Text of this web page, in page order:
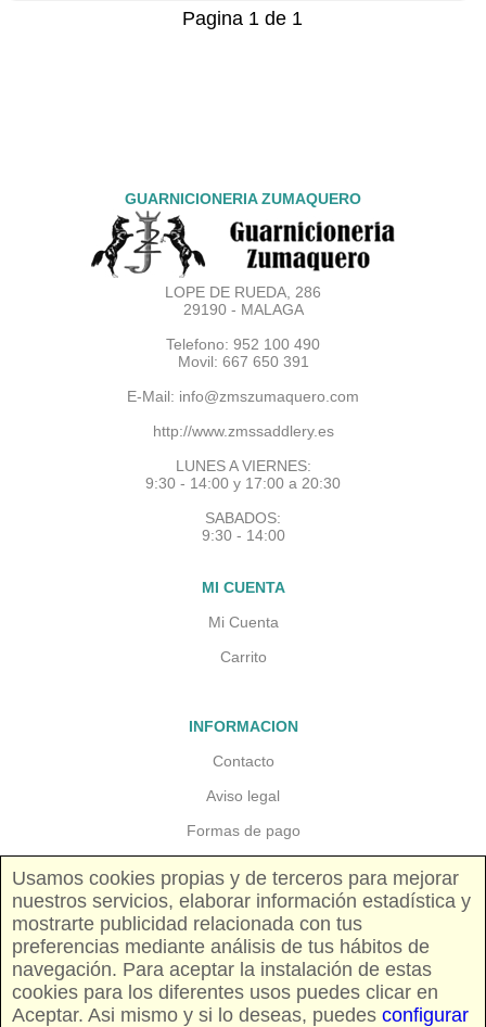
Pagina 1 de 1
GUARNICIONERIA ZUMAQUERO
LOPE DE RUEDA, 286
29190 - MALAGA
Telefono: 952 100 490
Movil: 667 650 391
E-Mail: info@zmszumaquero.com
http://www.zmssaddlery.es
LUNES A VIERNES:
9:30 - 14:00 y 17:00 a 20:30
SABADOS:
9:30 - 14:00
MI CUENTA
Mi Cuenta
Carrito
INFORMACION
Contacto
Aviso legal
Formas de pago
Gastos de envio
Precios y disponibilidad
SIGUENOS
Usamos cookies propias y de terceros para mejorar
nuestros servicios, elaborar información estadística y
mostrarte publicidad relacionada con tus
preferencias mediante análisis de tus hábitos de
navegación. Para aceptar la instalación de estas
cookies para los diferentes usos puedes clicar en
Aceptar. Asi mismo y si lo deseas, puedes configurar